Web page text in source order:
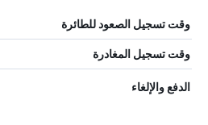
وقت تسجيل الصعود للطائرة
وقت تسجيل المغادرة
الدفع والإلغاء